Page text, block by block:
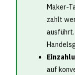
Maker-
zahlt
auf